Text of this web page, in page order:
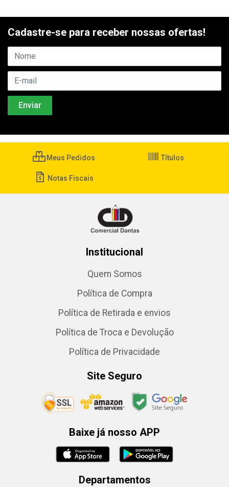
Cadastre-se para receber nossas ofertas!
Meus Pedidos Títulos
Notas Fiscais
Institucional
Quem Somos
Política de Compra
Política de Retirada e envios
Política de Troca e Devolução
Política de Privacidade
Site Seguro
Baixe já nosso APP
Departamentos